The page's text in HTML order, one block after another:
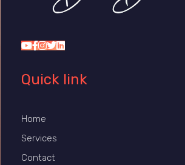
Quick link
Home
Services
Contact